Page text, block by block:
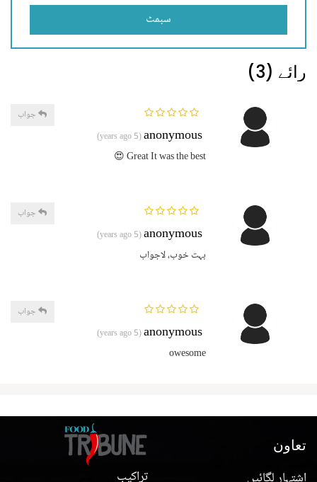
سبمٹ
رائے (3)
anonymous
(5 years ago)
Great It was the best 😍
جواب
anonymous
(5 years ago)
بہت خوب، لاجواب
جواب
anonymous
(5 years ago)
owesome
جواب
تراکیب
تعاون